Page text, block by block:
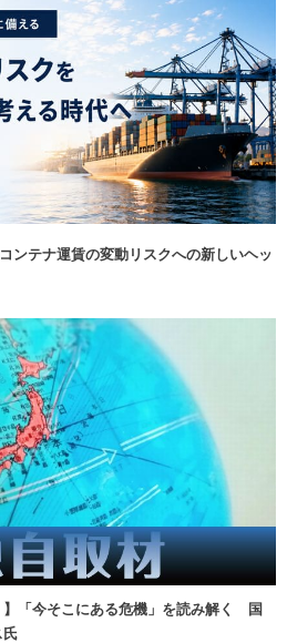
ンテナ運賃の変動リスクへの新しいヘッ
】「今そこにある危機」を読み解く 国
氏